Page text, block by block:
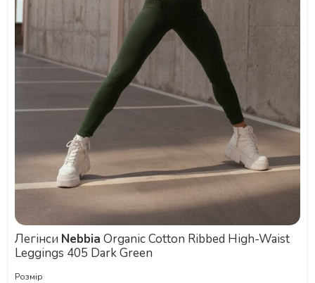
Легінси Nebbia Organic Cotton Ribbed High-Waist
Leggings 405 Dark Green
Розмір